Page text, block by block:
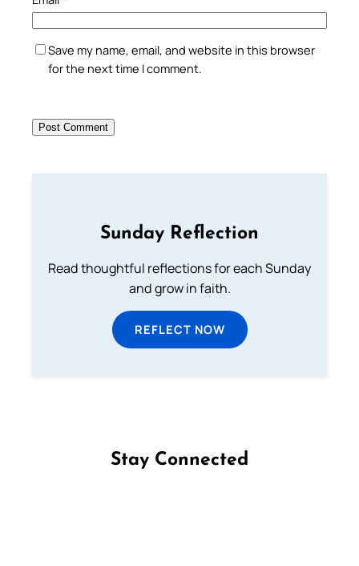
Save my name, email, and website in this browser
for the next time I comment.
Sunday Reflection
Read thoughtful reflections for each Sunday
and grow in faith.
REFLECT NOW
Stay Connected